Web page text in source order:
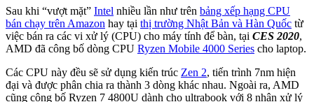
Sau khi “vượt mặt” Intel nhiều lần như trên bảng xếp hạng CPU
bán chạy trên Amazon hay tại thị trường Nhật Bản và Hàn Quốc từ
việc bán ra các vi xử lý (CPU) cho máy tính để bàn, tại CES 2020,
AMD đã công bố dòng CPU Ryzen Mobile 4000 Series cho laptop.
Các CPU này đều sẽ sử dụng kiến trúc Zen 2, tiến trình 7nm hiện
đại và được phân chia ra thành 3 dòng khác nhau. Ngoài ra, AMD
cũng công bố Ryzen 7 4800U dành cho ultrabook với 8 nhân xử lý